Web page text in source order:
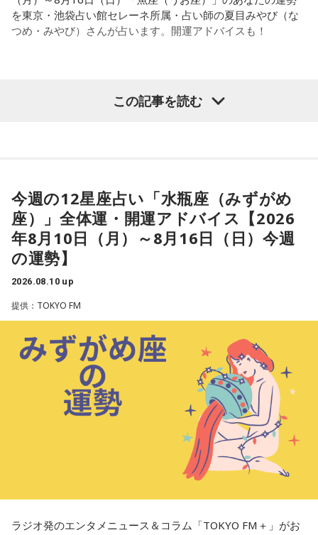
を東京・池袋占い館セレーネ所属・占い師の夏目みやび（な
つめ・みやび）さんが占います。開運アドバイスも！
★ワンポイントアドバイス★
悪習慣に思うことがあれば、変えていくタイミング。変えて
いく過程でキツい時もありそうですが、しっかり向き合うと
良いでしょう。
東京・池袋占い館セレーネ所属。メッセージ性の高い鑑定は
で個性が輝けるような占いを発信中。Yahoo!占い「マザー占
術」など数多くのコンテンツもリリース。
https://selene-uranai.com/
オンライン占いセレーネ：
https://online-uranai.jp/
この記事を読む
今週の12星座占い「水瓶座（みずがめ
座）」全体運・開運アドバイス【2026
年8月10日（月）～8月16日（日）今週
の運勢】
2026.08.10 up
提供：TOKYO FM
ラジオ発のエンタメニュース＆コラム「TOKYO FM＋」がお